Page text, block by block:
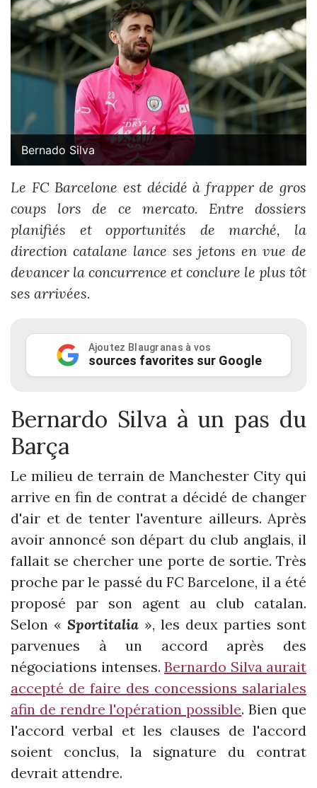
Bernado Silva
Le FC Barcelone est décidé à frapper de gros
coups lors de ce mercato. Entre dossiers
planifiés et opportunités de marché, la
direction catalane lance ses jetons en vue de
devancer la concurrence et conclure le plus tôt
ses arrivées.
Ajoutez Blaugranas à vos
sources favorites sur Google
Bernardo Silva à un pas du
Barça
Le milieu de terrain de Manchester City qui
arrive en fin de contrat a décidé de changer
d'air et de tenter l'aventure ailleurs. Après
avoir annoncé son départ du club anglais, il
fallait se chercher une porte de sortie. Très
proche par le passé du FC Barcelone, il a été
proposé par son agent au club catalan.
Selon « Sportitalia », les deux parties sont
parvenues à un accord après des
négociations intenses. Bernardo Silva aurait
accepté de faire des concessions salariales
afin de rendre l'opération possible. Bien que
l'accord verbal et les clauses de l'accord
soient conclus, la signature du contrat
devrait attendre.